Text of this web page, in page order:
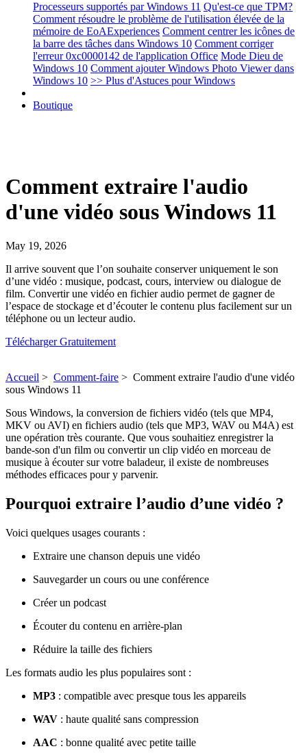
Processeurs supportés par Windows 11 Qu'est-ce que TPM?
Comment résoudre le problème de l'utilisation élevée de la
mémoire de EoAExperiences Comment centrer les icônes de
la barre des tâches dans Windows 10 Comment corriger
l'erreur 0xc0000142 de l'application Office Mode Dieu de
Windows 10 Comment ajouter Windows Photo Viewer dans
Windows 10 >> Plus d'Astuces pour Windows
Boutique
Comment extraire l'audio
d'une vidéo sous Windows 11
May 19, 2026
Il arrive souvent que l’on souhaite conserver uniquement le son
d’une vidéo : musique, podcast, cours, interview ou dialogue de
film. Convertir une vidéo en fichier audio permet de gagner de
l’espace de stockage et d’écouter le contenu plus facilement sur un
téléphone ou un lecteur audio.
Télécharger Gratuitement
Accueil > Comment-faire > Comment extraire l'audio d'une vidéo
sous Windows 11
Sous Windows, la conversion de fichiers vidéo (tels que MP4,
MKV ou AVI) en fichiers audio (tels que MP3, WAV ou M4A) est
une opération très courante. Que vous souhaitiez enregistrer la
bande-son d'un film ou convertir un clip vidéo en morceau de
musique à écouter sur votre baladeur, il existe de nombreuses
méthodes efficaces pour y parvenir.
Pourquoi extraire l’audio d’une vidéo ?
Voici quelques usages courants :
Extraire une chanson depuis une vidéo
Sauvegarder un cours ou une conférence
Créer un podcast
Écouter du contenu en arrière-plan
Réduire la taille des fichiers
Les formats audio les plus populaires sont :
MP3 : compatible avec presque tous les appareils
WAV : haute qualité sans compression
AAC : bonne qualité avec petite taille